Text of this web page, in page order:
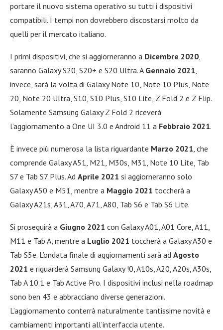
portare il nuovo sistema operativo su tutti i dispositivi
compatibili. I tempi non dovrebbero discostarsi molto da
quelli per il mercato italiano.
I primi dispositivi, che si aggiorneranno a Dicembre 2020
saranno Galaxy S20, S20+ e S20 Ultra. A Gennaio 2021
invece, sarà la volta di Galaxy Note 10, Note 10 Plus, Note
20, Note 20 Ultra, S10, S10 Plus, S10 Lite, Z Fold 2 e Z Flip.
Solamente Samsung Galaxy Z Fold 2 riceverà
l’aggiornamento a One UI 3.0 e Android 11 a Febbraio 2021.
È invece più numerosa la lista riguardante Marzo 2021 , che
comprende Galaxy A51, M21, M30s, M31, Note 10 Lite, Tab
S7 e Tab S7 Plus. Ad Aprile 2021 si aggiorneranno solo
Galaxy A50 e M51, mentre a Maggio 2021 toccherà a
Galaxy A21s, A31, A70, A71, A80, Tab S6 e Tab S6 Lite.
Si proseguirà a Giugno 2021 con Galaxy A01, A01 Core, A11,
M11 e Tab A, mentre a Luglio 2021 toccherà a Galaxy A30 e
Tab S5e. L’ondata finale di aggiornamenti sarà ad Agosto
2021 e riguarderà Samsung Galaxy !0, A10s, A20, A20s, A30s,
Tab A 10.1 e Tab Active Pro. I dispositivi inclusi nella roadmap
sono ben 43 e abbracciano diverse generazioni.
L’aggiornamento conterrà naturalmente tantissime novità e
cambiamenti importanti all’interfaccia utente.